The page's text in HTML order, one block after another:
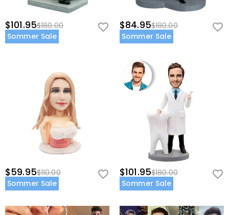
$101.95$180.00
Sommer Sale
$84.95$180.00
Sommer Sale
$59.95$110.00
Sommer Sale
$101.95$180.00
Sommer Sale